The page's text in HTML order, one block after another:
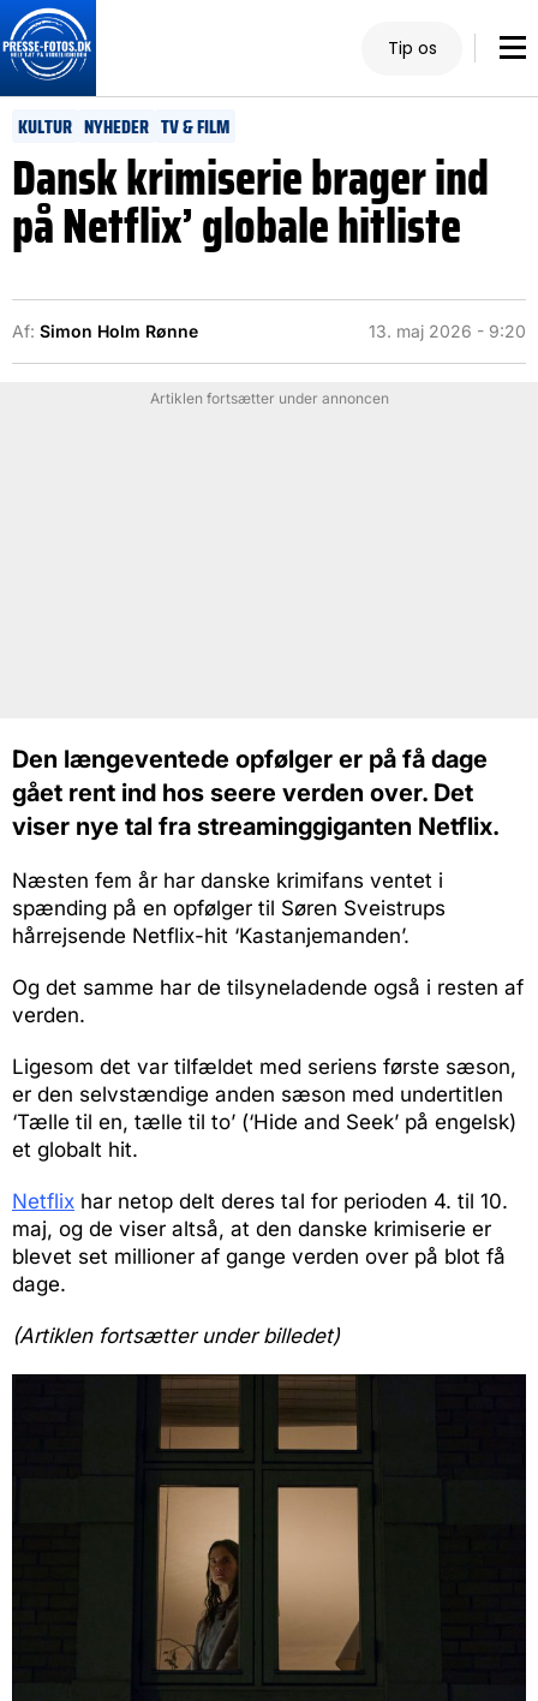
Tip os
KULTUR NYHEDER TV & FILM
Dansk krimiserie brager ind
på Netflix’ globale hitliste
Af: Simon Holm Rønne 13. maj 2026 - 9:20
Artiklen fortsætter under annoncen
Den længeventede opfølger er på få dage
gået rent ind hos seere verden over. Det
viser nye tal fra streaminggiganten Netflix.
Næsten fem år har danske krimifans ventet i
spænding på en opfølger til Søren Sveistrups
hårrejsende Netflix-hit ‘Kastanjemanden’.
Og det samme har de tilsyneladende også i resten af
verden.
Ligesom det var tilfældet med seriens første sæson,
er den selvstændige anden sæson med undertitlen
‘Tælle til en, tælle til to’ (‘Hide and Seek’ på engelsk)
et globalt hit.
Netflix har netop delt deres tal for perioden 4. til 10.
maj, og de viser altså, at den danske krimiserie er
blevet set millioner af gange verden over på blot få
dage.
(Artiklen fortsætter under billedet)